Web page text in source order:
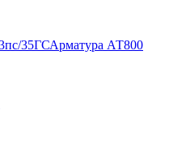
35ГСАрматура АТ800